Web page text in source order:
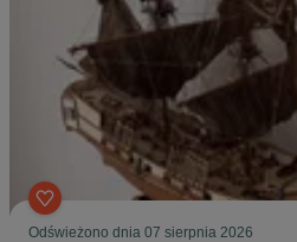
Odświeżono dnia 07 sierpnia 2026